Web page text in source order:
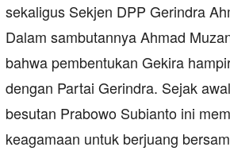
sekaligus Sekjen DPP Gerindra
Dalam sambutannya Ahmad
bahwa pembentukan Gekira
dengan Partai Gerindra. Sejak
besutan Prabowo Subianto ini
keagamaan untuk berjuang